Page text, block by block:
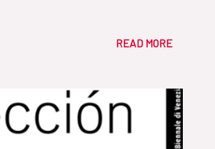
READ MORE